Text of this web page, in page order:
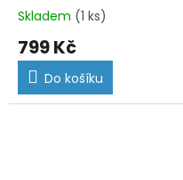
Skladem (1 ks)
799 Kč
Do košíku